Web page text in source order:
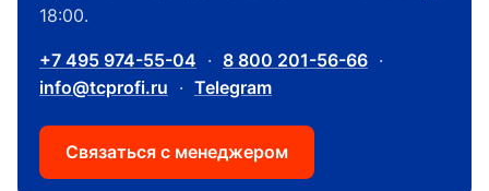
18:00.
+7 495 974-55-04 · 8 800 201-56-66 ·
info@tcprofi.ru · Telegram
Связаться с менеджером